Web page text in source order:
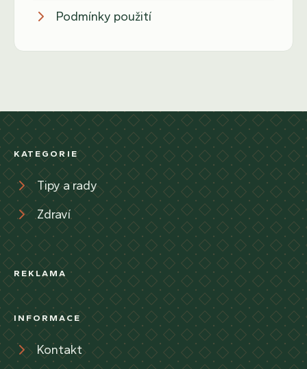
Podmínky použití
KATEGORIE
Tipy a rady
Zdraví
REKLAMA
INFORMACE
Kontakt